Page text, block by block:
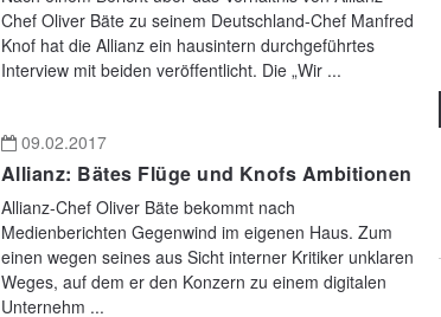
Chef Oliver Bäte zu seinem Deutschland-Chef Manfred
Knof hat die Allianz ein hausintern durchgeführtes
Interview mit beiden veröffentlicht. Die „Wir ...
09.02.2017
Allianz: Bätes Flüge und Knofs Ambitionen
Allianz-Chef Oliver Bäte bekommt nach
Medienberichten Gegenwind im eigenen Haus. Zum
einen wegen seines aus Sicht interner Kritiker unklaren
Weges, auf dem er den Konzern zu einem digitalen
Unternehm ...